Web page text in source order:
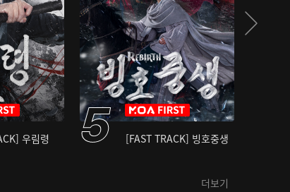
우림령 [FAST TRACK] 빙호중생
더보기